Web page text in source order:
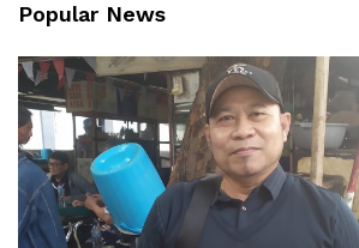
Popular News